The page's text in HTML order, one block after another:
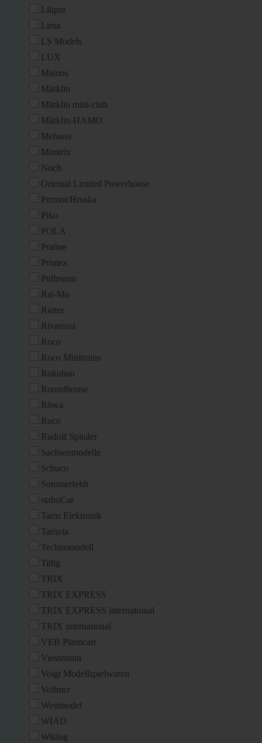
Liliput
Lima
LS Models
LUX
Mamos
Märklin
Märklin mini-club
Märklin-HAMO
Mehano
Minitrix
Noch
Oriental Limited Powerhouse
Permot/Hruska
Piko
POLA
Praline
Primex
Pullmann
Rai-Mo
Rietze
Rivarossi
Roco
Roco Minitrains
Rokuhan
Roundhouse
Röwa
Ruco
Rudolf Spitaler
Sachsenmodelle
Schuco
Sommerfeldt
staboCar
Tams Elektronik
Tamyia
Technomodell
Tillig
TRIX
TRIX EXPRESS
TRIX EXPRESS international
TRIX international
VEB Plasticart
Viessmann
Voigt Modellspielwaren
Vollmer
Westmodel
WIAD
Wiking